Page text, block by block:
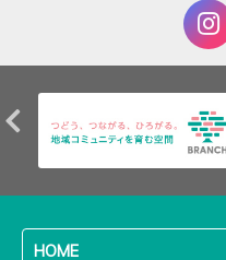
HOME